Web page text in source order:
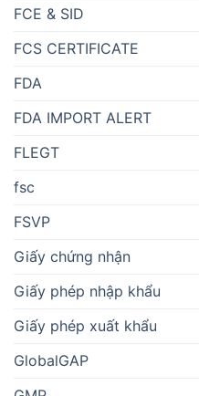
FCE & SID
FCS CERTIFICATE
FDA
FDA IMPORT ALERT
FLEGT
fsc
FSVP
Giấy chứng nhận
Giấy phép nhập khẩu
Giấy phép xuất khẩu
GlobalGAP